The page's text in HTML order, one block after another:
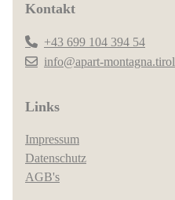
Kontakt
+43 699 104 394 54
info@apart-montagna.tirol
Links
Impressum
Datenschutz
AGB's